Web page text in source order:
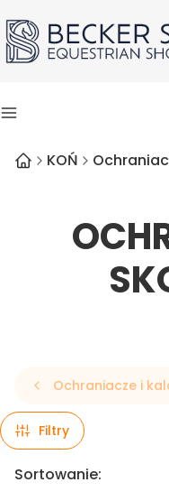
Menu
KOŃ
Ochraniacze i
Filtry
Lista
Sortowanie: